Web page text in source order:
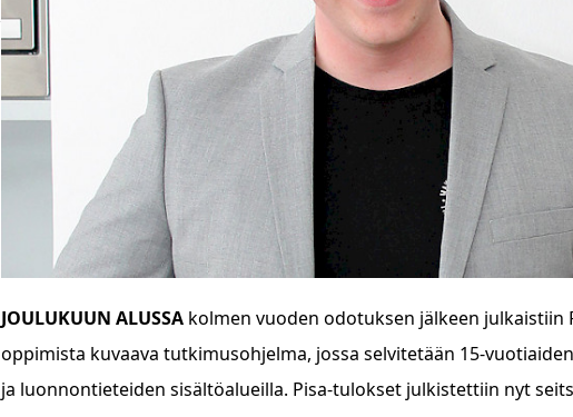
JOULUKUUN ALUSSA kolmen vuoden odotuksen jälkeen julkaistiin
oppimista kuvaava tutkimusohjelma, jossa selvitetään 15-
ja luonnontieteiden sisältöalueilla. Pisa-tulokset julkistettiin nyt